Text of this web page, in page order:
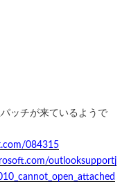
ッチが来ているようで
084315
outlooksupportj